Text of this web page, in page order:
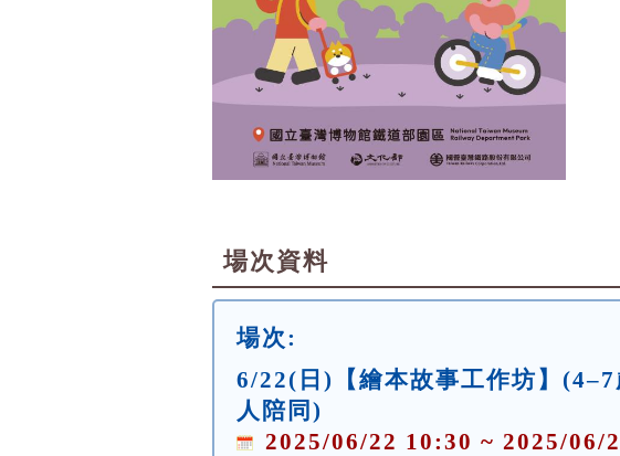
場次資料
場次:
6/22(日)【繪本故事工作坊】
人陪同)
2025/06/22 10:30 ~ 2025/06/